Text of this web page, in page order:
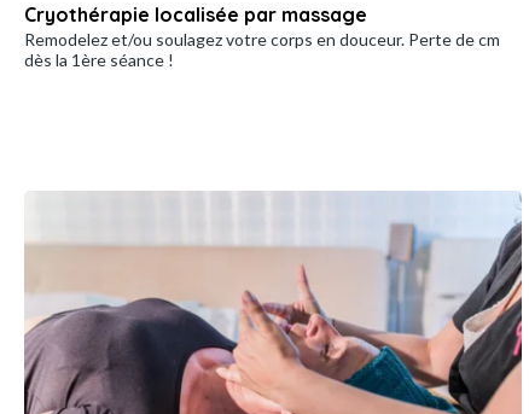
Cryothérapie localisée par massage
Remodelez et/ou soulagez votre corps en douceur. Perte de cm
dès la 1ère séance !